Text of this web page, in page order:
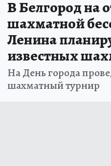
В Белгород на
шахматной
Ленина
известных
На День города
шахматный турнир